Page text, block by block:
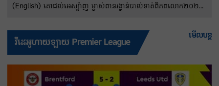
(English) គោជល់អេស្ប៉ាញ ម្ចាស់ពានរង្វាន់បាល់ទាត់ពិភពលោក២០២៦
មានមនុស្សប្រមាណជិត២លាននាក់បានមកស្វាគមន៍តាមដងផ្លូវនៃ
ទីក្រុងម៉ាឌ្រីដ។ កីឡាករទាំង ២៦នាក់ និងបុគ្គលិកគ្រូបង្វឹករបស់ពួកគេបានជួប
ជាមួយរាជវង្សនៃប្រទេស ហើយបន្ទាប់មកជាមួយនាយករដ្ឋមន្ត្រី Pedro
Sánchez បន្ទាប់ពីបានមកដល់រដ្ឋធានីអេស្ប៉ាញមួយថ្ងៃបន្ទាប់ពីយកឈ្នះ
អាហ្សង់ទីន១-០ ក្នុងវគ្គផ្តាច់ព្រ័ត្រនៅរដ្ឋ New Jersey។
វីដេអូហាយឡាយ Premier League
មើលបន្ត